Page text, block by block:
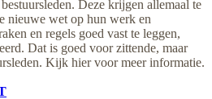
Deze krijgen allemaal te
nieuwe wet op hun werk en
en regels goed vast te leggen,
Dat is goed voor zittende, maar
Kijk hier voor meer informatie.